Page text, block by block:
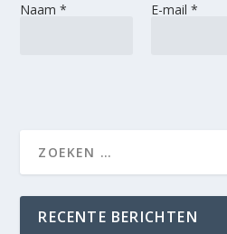
Naam* E-mail *
RECENTE BERICHTEN